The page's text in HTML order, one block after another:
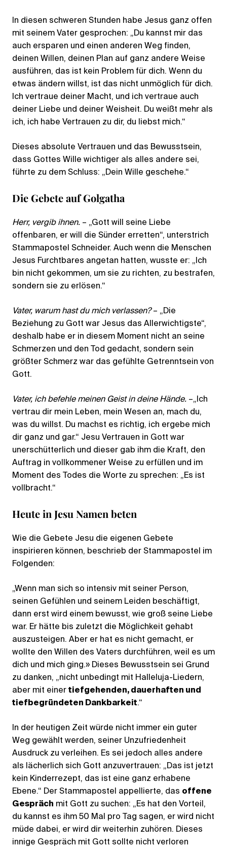
In diesen schweren Stunden habe Jesus ganz offen
mit seinem Vater gesprochen: „Du kannst mir das
auch ersparen und einen anderen Weg finden,
deinen Willen, deinen Plan auf ganz andere Weise
ausführen, das ist kein Problem für dich. Wenn du
etwas ändern willst, ist das nicht unmöglich für dich.
Ich vertraue deiner Macht, und ich vertraue auch
deiner Liebe und deiner Weisheit. Du weißt mehr als
ich, ich habe Vertrauen zu dir, du liebst mich.“
Dieses absolute Vertrauen und das Bewusstsein,
dass Gottes Wille wichtiger als alles andere sei,
führte zu dem Schluss: „Dein Wille geschehe.“
Die Gebete auf Golgatha
Herr, vergib ihnen. – „Gott will seine Liebe
offenbaren, er will die Sünder erretten“, unterstrich
Stammapostel Schneider. Auch wenn die Menschen
Jesus Furchtbares angetan hatten, wusste er: „Ich
bin nicht gekommen, um sie zu richten, zu bestrafen,
sondern sie zu erlösen.“
Vater, warum hast du mich verlassen?– „Die
Beziehung zu Gott war Jesus das Allerwichtigste“,
deshalb habe er in diesem Moment nicht an seine
Schmerzen und den Tod gedacht, sondern sein
größter Schmerz war das gefühlte Getrenntsein von
Gott.
Vater, ich befehle meinen Geist in deine Hände. –„Ich
vertrau dir mein Leben, mein Wesen an, mach du,
was du willst. Du machst es richtig, ich ergebe mich
dir ganz und gar.“ Jesu Vertrauen in Gott war
unerschütterlich und dieser gab ihm die Kraft, den
Auftrag in vollkommener Weise zu erfüllen und im
Moment des Todes die Worte zu sprechen: „Es ist
vollbracht.“
Heute in Jesu Namen beten
Wie die Gebete Jesu die eigenen Gebete
inspirieren können, beschrieb der Stammapostel im
Folgenden:
„Wenn man sich so intensiv mit seiner Person,
seinen Gefühlen und seinem Leiden beschäftigt,
dann erst wird einem bewusst, wie groß seine Liebe
war. Er hätte bis zuletzt die Möglichkeit gehabt
auszusteigen. Aber er hat es nicht gemacht, er
wollte den Willen des Vaters durchführen, weil es um
dich und mich ging.» Dieses Bewusstsein sei Grund
zu danken, „nicht unbedingt mit Halleluja-Liedern,
aber mit einer tiefgehenden, dauerhaften und
tiefbegründeten Dankbarkeit.“
In der heutigen Zeit würde nicht immer ein guter
Weg gewählt werden, seiner Unzufriedenheit
Ausdruck zu verleihen. Es sei jedoch alles andere
als lächerlich sich Gott anzuvertrauen: „Das ist jetzt
kein Kinderrezept, das ist eine ganz erhabene
Ebene.“ Der Stammapostel appellierte, das offene
Gespräch mit Gott zu suchen: „Es hat den Vorteil,
du kannst es ihm 50 Mal pro Tag sagen, er wird nicht
müde dabei, er wird dir weiterhin zuhören. Dieses
innige Gespräch mit Gott sollte nicht verloren